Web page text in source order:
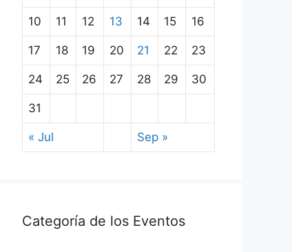
10 11 12 13 14 15 16
17 18 19 20 21 22 23
24 25 26 27 28 29 30
31
« Jul Sep »
Categoría de los Eventos